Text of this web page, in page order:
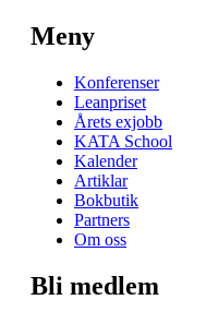
Meny
Konferenser
Leanpriset
Årets exjobb
KATA School
Kalender
Artiklar
Bokbutik
Partners
Om oss
Bli medlem